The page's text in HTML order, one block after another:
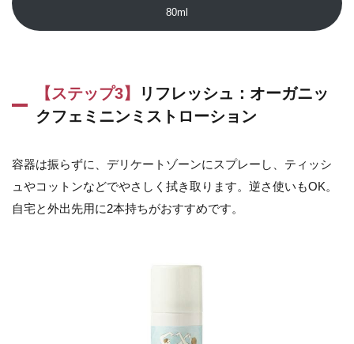
80ml
【ステップ3】 リフレッシュ： オーガニッ
クフェミニンミストローション
容器は振らずに、デリケートゾーンにスプレーし、ティッシ
ュやコットンなどでやさしく拭き取ります。逆さ使いもOK。
自宅と外出先用に2本持ちがおすすめです。